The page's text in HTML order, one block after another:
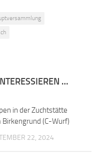
…
in der Zuchtstätte
Birkengrund (C-Wurf)
22, 2024